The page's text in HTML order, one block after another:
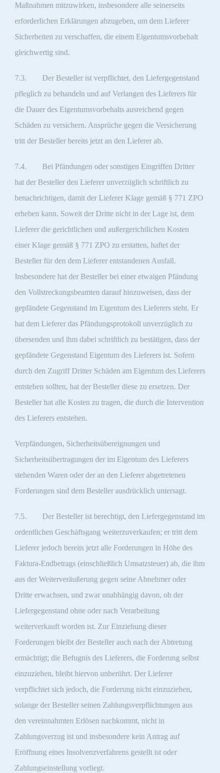
Maßnahmen mitzuwirken, insbesondere alle seinerseits
erforderlichen Erklärungen abzugeben, um dem Lieferer
Sicherheiten zu verschaffen, die einem Eigentumsvorbehalt
gleichwertig sind.
7.3. Der Besteller ist verpflichtet, den Liefergegenstand
pfleglich zu behandeln und auf Verlangen des Lieferers für
die Dauer des Eigentumsvorbehalts ausreichend gegen
Schäden zu versichern. Ansprüche gegen die Versicherung
tritt der Besteller bereits jetzt an den Lieferer ab.
7.4. Bei Pfändungen oder sonstigen Eingriffen Dritter
hat der Besteller den Lieferer unverzüglich schriftlich zu
benachrichtigen, damit der Lieferer Klage gemäß § 771 ZPO
erheben kann. Soweit der Dritte nicht in der Lage ist, dem
Lieferer die gerichtlichen und außergerichtlichen Kosten
einer Klage gemäß § 771 ZPO zu erstatten, haftet der
Besteller für den dem Lieferer entstandenen Ausfall.
Insbesondere hat der Besteller bei einer etwaigen Pfändung
den Vollstreckungsbeamten darauf hinzuweisen, dass der
gepfändete Gegenstand im Eigentum des Lieferers steht. Er
hat dem Lieferer das Pfändungsprotokoll unverzüglich zu
übersenden und ihm dabei schriftlich zu bestätigen, dass der
gepfändete Gegenstand Eigentum des Lieferers ist. Sofern
durch den Zugriff Dritter Schäden am Eigentum des Lieferers
entstehen sollten, hat der Besteller diese zu ersetzen. Der
Besteller hat alle Kosten zu tragen, die durch die Intervention
des Lieferers entstehen.
Verpfändungen, Sicherheitsübereignungen und
Sicherheitsübertragungen der im Eigentum des Lieferers
stehenden Waren oder der an den Lieferer abgetretenen
Forderungen sind dem Besteller ausdrücklich untersagt.
7.5. Der Besteller ist berechtigt, den Liefergegenstand im
ordentlichen Geschäftsgang weiterzuverkaufen; er tritt dem
Lieferer jedoch bereits jetzt alle Forderungen in Höhe des
Faktura-Endbetrags (einschließlich Umsatzsteuer) ab, die ihm
aus der Weiterveräußerung gegen seine Abnehmer oder
Dritte erwachsen, und zwar unabhängig davon, ob der
Liefergegenstand ohne oder nach Verarbeitung
weiterverkauft worden ist. Zur Einziehung dieser
Forderungen bleibt der Besteller auch nach der Abtretung
ermächtigt; die Befugnis des Lieferers, die Forderung selbst
einzuziehen, bleibt hiervon unberührt. Der Lieferer
verpflichtet sich jedoch, die Forderung nicht einzuziehen,
solange der Besteller seinen Zahlungsverpflichtungen aus
den vereinnahmten Erlösen nachkommt, nicht in
Zahlungsverzug ist und insbesondere kein Antrag auf
Eröffnung eines Insolvenzverfahrens gestellt ist oder
Zahlungseinstellung vorliegt.